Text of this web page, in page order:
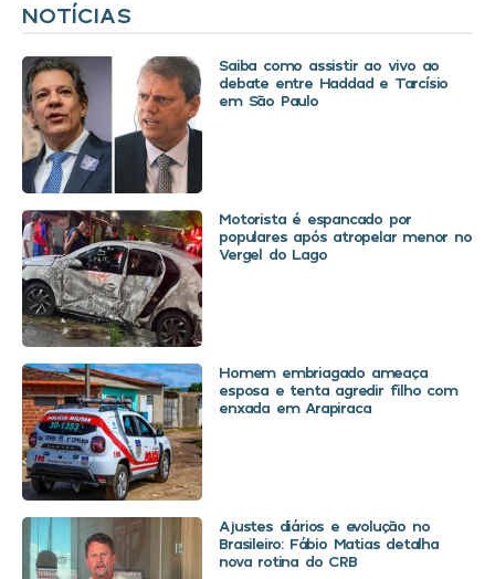
NOTÍCIAS
Saiba como assistir ao vivo ao
debate entre Haddad e Tarcísio
em São Paulo
Motorista é espancado por
populares após atropelar menor no
Vergel do Lago
Homem embriagado ameaça
esposa e tenta agredir filho com
enxada em Arapiraca
Ajustes diários e evolução no
Brasileiro: Fábio Matias detalha
nova rotina do CRB